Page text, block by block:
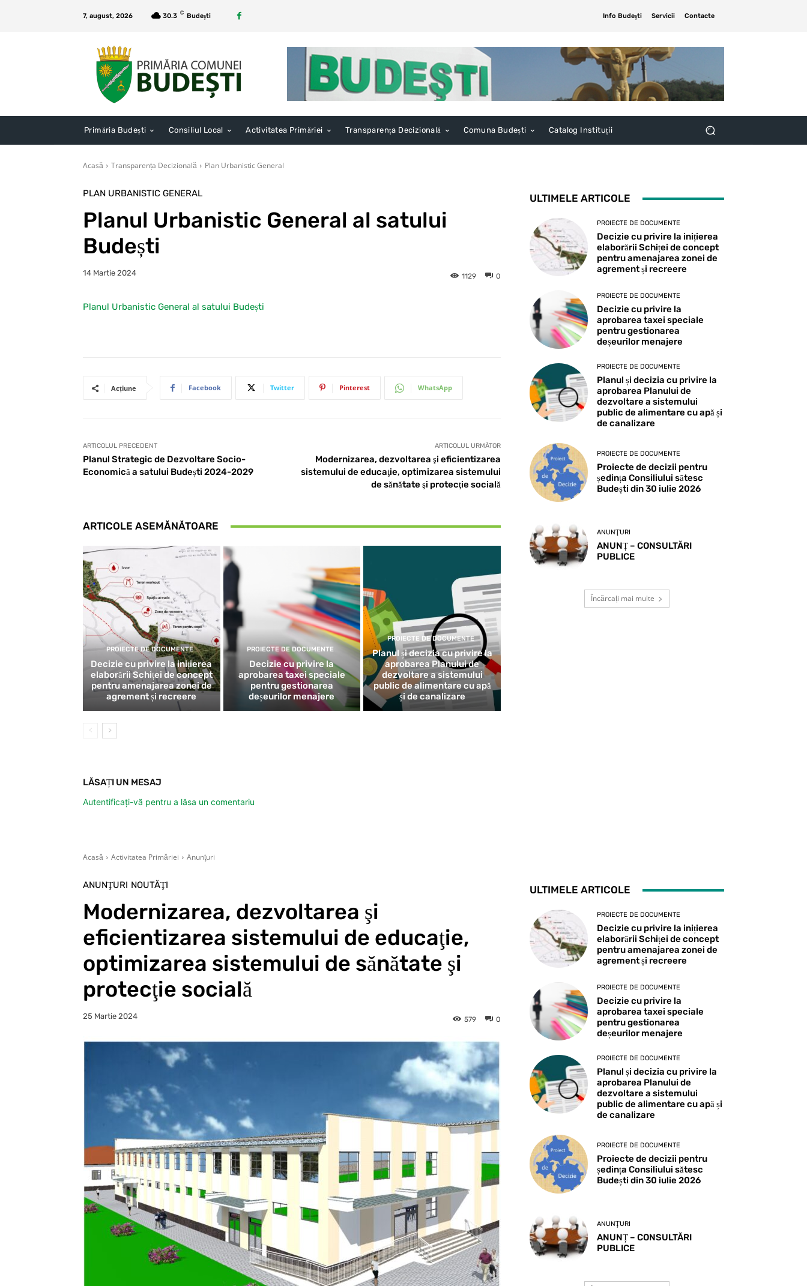
7, august, 2026 30.3 C Budeşti Info Budeşti Servicii Contacte
Primăria Budești Consiliul Local Activitatea Primăriei Transparența Decizională Comuna Budești Catalog Instituții
Acasă Transparența Decizională Plan Urbanistic General
PLAN URBANISTIC GENERAL
Planul Urbanistic General al satului
Budești
14 Martie 2024 0
1129
Planul Urbanistic General al satului Budești
Acțiune Facebook Twitter Pinterest WhatsApp
ARTICOLUL PRECEDENT
Planul Strategic de Dezvoltare Socio-
Economică a satului Budești 2024-2029
ARTICOLUL URMĂTOR
Modernizarea, dezvoltarea şi eficientizarea
sistemului de educaţie, optimizarea sistemului
de sănătate şi protecţie socială
ARTICOLE ASEMĂNĂTOARE
PROIECTE DE DOCUMENTE
Decizie cu privire la inițierea
elaborării Schiței de concept
pentru amenajarea zonei de
agrement și recreere
PROIECTE DE DOCUMENTE
Decizie cu privire la
aprobarea taxei speciale
pentru gestionarea
deșeurilor menajere
PROIECTE DE DOCUMENTE
Planul și decizia cu privire la
aprobarea Planului de
dezvoltare a sistemului
public de alimentare cu apă
și de canalizare
LĂSAȚI UN MESAJ
Autentificați-vă pentru a lăsa un comentariu
ULTIMELE ARTICOLE
PROIECTE DE DOCUMENTE
Decizie cu privire la inițierea
elaborării Schiței de concept
pentru amenajarea zonei de
agrement și recreere
PROIECTE DE DOCUMENTE
Decizie cu privire la
aprobarea taxei speciale
pentru gestionarea
deșeurilor menajere
PROIECTE DE DOCUMENTE
Planul și decizia cu privire la
aprobarea Planului de
dezvoltare a sistemului
public de alimentare cu apă și
de canalizare
PROIECTE DE DOCUMENTE
Proiecte de decizii pentru
ședința Consiliului sătesc
Budești din 30 iulie 2026
ANUNŢURI
ANUNȚ – CONSULTĂRI
PUBLICE
Încărcați mai multe